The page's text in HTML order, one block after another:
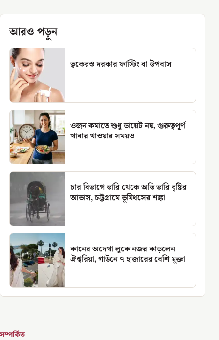
আরও পড়ুন
ত্বকেরও দরকার ফাস্টিং বা উপবাস
ওজন কমাতে শুধু ডায়েট নয়, গুরুত্বপূর্ণ
খাবার খাওয়ার সময়ও
চার বিভাগে ভারি থেকে অতি ভারি বৃষ্টির
আভাস, চট্টগ্রামে ভূমিধসের শঙ্কা
কানের অদেখা লুকে নজর কাড়লেন
ঐশ্বরিয়া, গাউনে ৭ হাজারের বেশি মুক্তা
সম্পর্কিত